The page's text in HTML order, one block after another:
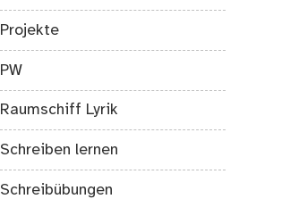
Projekte
PW
Raumschiff Lyrik
Schreiben lernen
Schreibübungen